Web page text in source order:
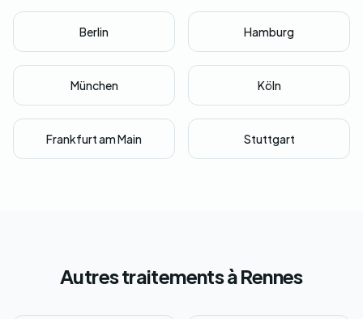
Berlin Hamburg
München Köln
Frankfurt am Main Stuttgart
Autres traitements à Rennes